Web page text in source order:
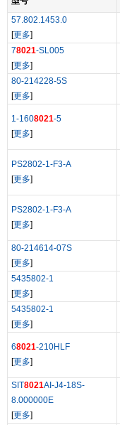
57.802.1453.0
[更多]
78021-SL005
[更多]
80-214228-5S
[更多]
1-1608021-5
[更多]
PS2802-1-F3-A
[更多]
PS2802-1-F3-A
[更多]
80-214614-07S
[更多]
5435802-1
[更多]
5435802-1
[更多]
68021-210HLF
[更多]
SIT8021AI-J4-18S-
8.000000E
[更多]